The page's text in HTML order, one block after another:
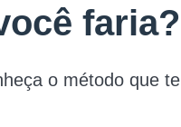
faria?
o método que te